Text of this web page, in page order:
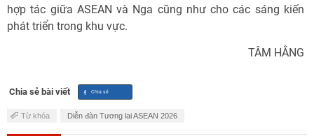
hợp tác giữa ASEAN và Nga cũng như cho các sáng kiến
phát triển trong khu vực.
TÂM HẰNG
Chia sẻ bài viết
Từ khóa Diễn đàn Tương lai ASEAN 2026